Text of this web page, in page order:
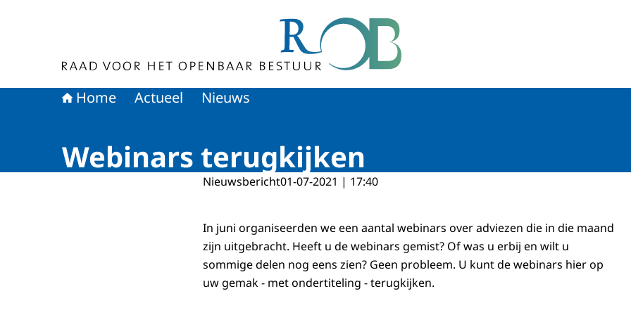
Home Actueel Nieuws
Webinars terugkijken
Nieuwsbericht01-07-2021 | 17:40
In juni organiseerden we een aantal webinars over adviezen die in die maand
zijn uitgebracht. Heeft u de webinars gemist? Of was u erbij en wilt u
sommige delen nog eens zien? Geen probleem. U kunt de webinars hier op
uw gemak - met ondertiteling - terugkijken.